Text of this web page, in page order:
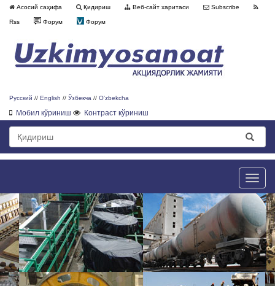
Асосий саҳифа Қидириш Веб-сайт харитаси Subscribe
Rss Форум Форум
Русский // English // Ўзбекча // O'zbekcha
Мобил кўриниш Контраст кўриниш
Toggle